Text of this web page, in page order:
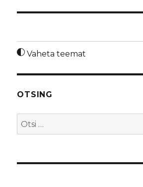
Vaheta teemat
OTSING
Otsi: